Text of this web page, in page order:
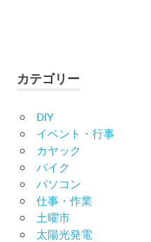
カテゴリー
DIY
イベント・行事
カヤック
バイク
パソコン
仕事・作業
土曜市
太陽光発電